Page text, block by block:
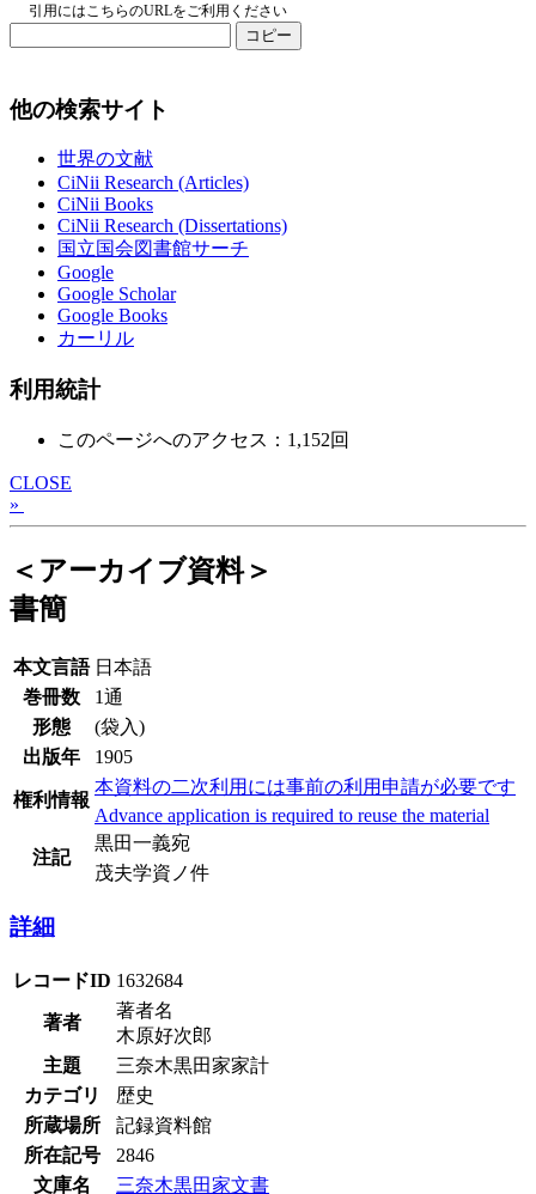
引用にはこちらのURLをご利用ください
コピー
他の検索サイト
世界の文献
CiNii Research (Articles)
CiNii Books
CiNii Research (Dissertations)
国立国会図書館サーチ
Google
Google Scholar
Google Books
カーリル
利用統計
このページへのアクセス：1,152回
CLOSE
»
＜アーカイブ資料＞
書簡
本文言語 日本語
巻冊数
1通
形態
(袋入)
出版年
1905
権利情報
本資料の二次利用には事前の利用申請が必要です
Advance application is required to reuse the material
注記
黒田一義宛
茂夫学資ノ件
詳細
レコードID 1632684
著者
著者名
木原好次郎
主題
三奈木黒田家家計
カテゴリ
歴史
所蔵場所
記録資料館
所在記号
2846
文庫名
三奈木黒田家文書